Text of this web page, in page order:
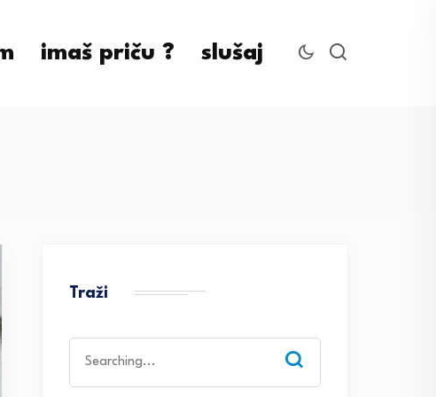
imaš priču ? slušaj
Traži
for: